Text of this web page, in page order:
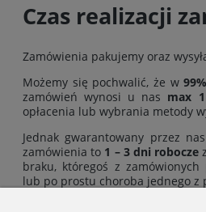
Czas realizacji
Zamówienia pakujemy oraz
Możemy się pochwalić, że w99%
zamówień wynosi u nas max
opłacenia lub wybrania metody
Jednak gwarantowany przez
zamówienia to 1 – 3 dni robocze
braku, któregoś z
lub po prostu choroba jednego z